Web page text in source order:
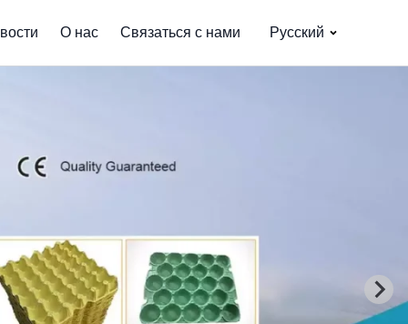
О нас Связаться с нами Русский